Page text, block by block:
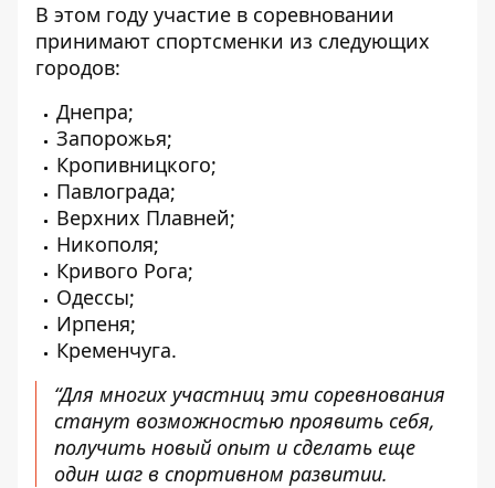
В этом году участие в соревновании
принимают спортсменки из следующих
городов:
Днепра;
Запорожья;
Кропивницкого;
Павлограда;
Верхних Плавней;
Никополя;
Кривого Рога;
Одессы;
Ирпеня;
Кременчуга.
“Для многих участниц эти соревнования
станут возможностью проявить себя,
получить новый опыт и сделать еще
один шаг в спортивном развитии.